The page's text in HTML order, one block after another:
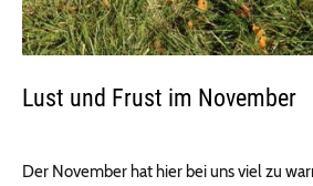
Lust und Frust im November
Der November hat hier bei uns viel zu